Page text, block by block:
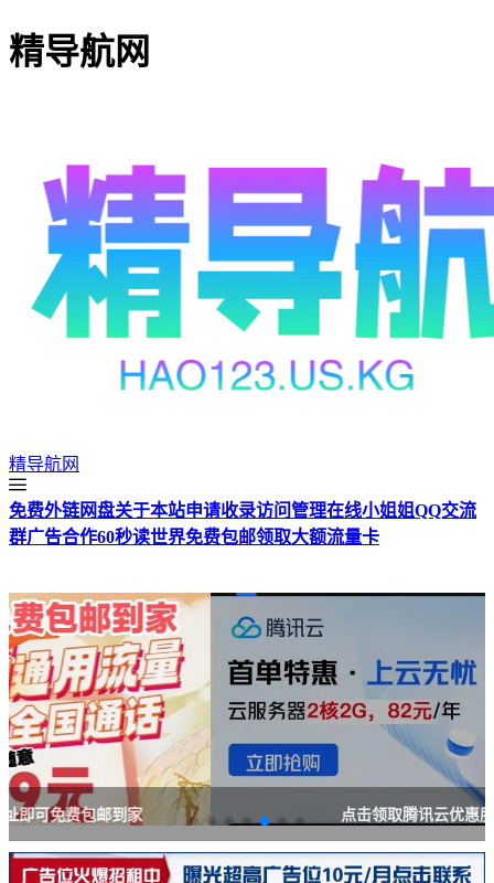
精导航网
精导航网
免费外链网盘关于本站申请收录访问管理在线小姐姐QQ交流
群广告合作60秒读世界免费包邮领取大额流量卡
点击领取腾讯云优惠服务器红包